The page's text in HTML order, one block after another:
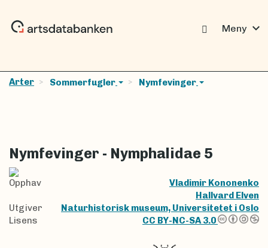
Meny expand_more
Arter Sommerfugler Nymfevinger
Nymfevinger - Nymphalidae 5
Opphav
Vladimir Kononenko
Hallvard Elven
Utgiver
Naturhistorisk museum, Universitetet i Oslo
Lisens
CC BY-NC-SA 3.0